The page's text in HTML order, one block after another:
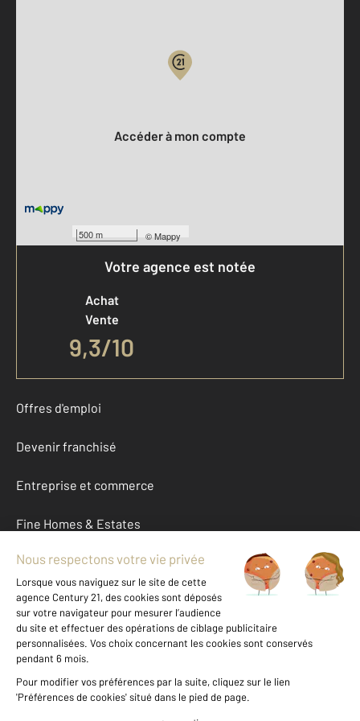
500 m ©Mappy
Accéder à mon compte
Votre agence est notée
Achat
Vente
9,3/10
Offres d'emploi
Devenir franchisé
Entreprise et commerce
Fine Homes & Estates
À propos
International
Nous contacter